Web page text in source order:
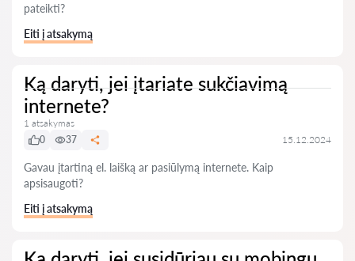
pateikti?
Eiti į atsakymą
Ką daryti, jei įtariate sukčiavimą
internete?
1 atsakymas
0
37 15.12.2024
Gavau įtartiną el. laišką ar pasiūlymą internete. Kaip
apsisaugoti?
Eiti į atsakymą